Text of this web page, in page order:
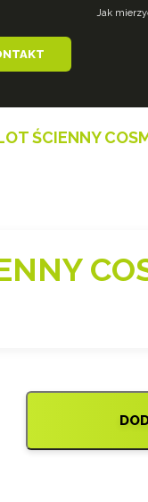
Jak
ŚCIENNY